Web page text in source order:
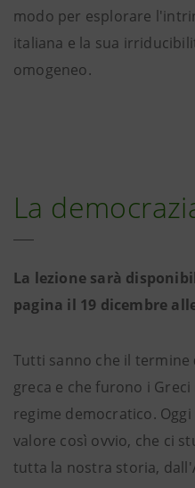
modo per esplorare
italiana e la sua
omogeneo.
La
La lezione sarà
pagina il 19 dicembre
Tutti sanno che il termine
greca e che furono i
regime democratico.
valore così ovvio, che ci
tutta la nostra storia,